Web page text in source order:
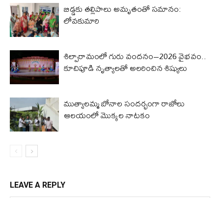
బిడ్డ‌కు త‌ల్లిపాలు అమృతంతో స‌మానం:
లోవ‌కుమారి
శిల్పారామంలో గురు వందనం–2026 వైభవం..
కూచిపూడి నృత్యాలతో అలరించిన శిష్యులు
ముత్యాలమ్మ బోనాల సందర్భంగా రాజోలు
ఆలయంలో మొక్కల నాటకం
LEAVE A REPLY